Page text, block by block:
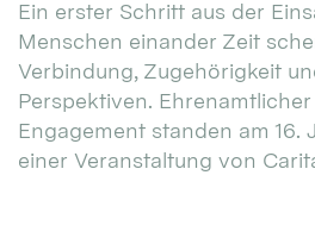
Ein erster Schritt aus der
Menschen einander Zeit
Verbindung, Zugehörigkeit
Perspektiven.
Engagement standen am 16.
einer Veranstaltung von